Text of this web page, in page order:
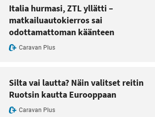
Italia hurmasi, ZTL yllätti –
matkailuautokierros sai
odottamattoman käänteen
Caravan Plus
Silta vai lautta? Näin valitset reitin
Ruotsin kautta Eurooppaan
Caravan Plus